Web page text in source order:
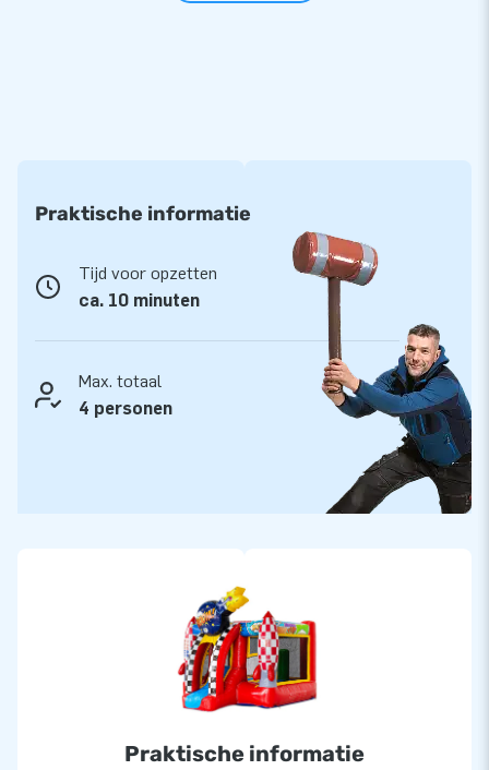
vervoeren en op te zetten, waar het ook nodig is. Inclusief
blower, verankeringsmaterialen, transportzak en een
handleiding, biedt het alles voor een zorgeloze opzet.
JB Inflatables: Dé partner in de wondere wereld
Als Europees marktleider op het gebied van het ontwerp en
de productie van inflatables, waaronder springkastelen,
stormbanen en meer, staat JB Inflatables garant voor
topkwaliteit en service. Kies voor een springkasteel van JB
en verzeker jezelf van een onvergetelijke ervaring.
Praktische informatie
Tijd voor opzetten
ca. 10 minuten
Max. totaal
4 personen
Praktische informatie